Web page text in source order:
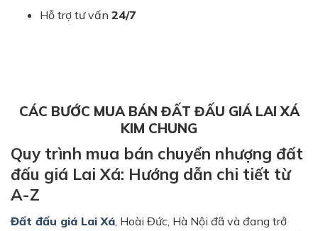
Hỗ trợ tư vấn 24/7
CÁC BƯỚC MUA BÁN ĐẤT ĐẤU GIÁ LAI XÁ
KIM CHUNG
Quy trình mua bán chuyển nhượng đất
đấu giá Lai Xá: Hướng dẫn chi tiết từ
A-Z
Đất đấu giá Lai Xá, Hoài Đức, Hà Nội đã và đang trở